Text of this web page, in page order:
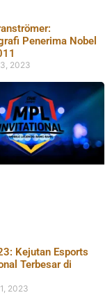
Penerima Nobel
2023
Kejutan Esports
Terbesar di
2023